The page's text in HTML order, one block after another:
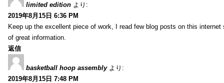
limited edition より:
2019年8月15日 6:36 PM
Keep up the excellent piece of work, I read few blog posts on this
of great information.
返信
basketball hoop assembly より:
2019年8月15日 7:48 PM